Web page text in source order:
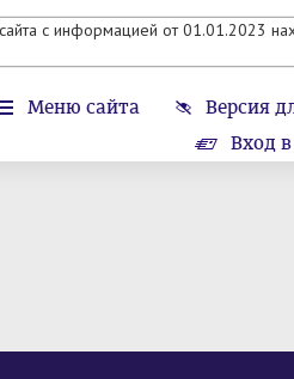
с информацией от 01.01.2023
Меню сайта
Версия
Вход